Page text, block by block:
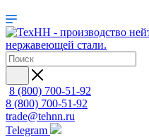
8 (800) 700-51-92
8 (800) 700-51-92
trade@tehnn.ru
Telegram